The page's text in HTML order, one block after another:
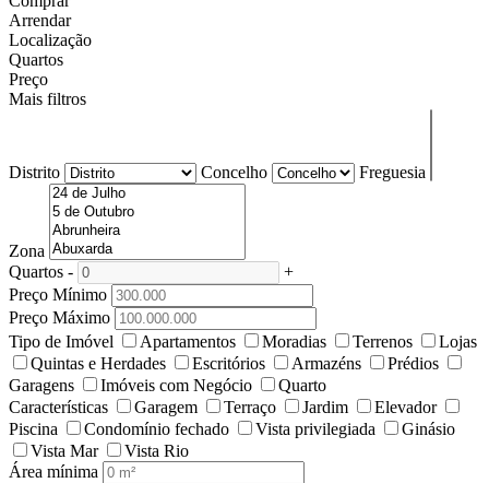
Arrendar
Localização
Quartos
Preço
Mais filtros
Distrito Concelho Freguesia
Zona
Quartos -
+
Preço Mínimo
Preço Máximo
Tipo de Imóvel
Apartamentos Moradias Terrenos
Lojas
Quintas e Herdades
Escritórios Armazéns
Prédios
Garagens
Imóveis com Negócio
Quarto
Características
Garagem Terraço Jardim
Elevador
Piscina
Condomínio fechado Vista privilegiada
Ginásio
Vista Mar
Vista Rio
Área mínima